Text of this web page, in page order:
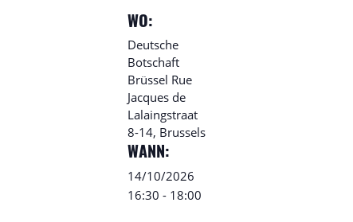
WO:
Deutsche
Botschaft
Brüssel Rue
Jacques de
Lalaingstraat
8-14, Brussels
WANN:
14/10/2026
16:30 - 18:00